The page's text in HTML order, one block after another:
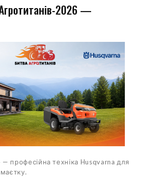
2026 —
професійна техніка Husqvarna для